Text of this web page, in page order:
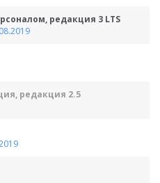
редакция 3 LTS
редакция 2.5